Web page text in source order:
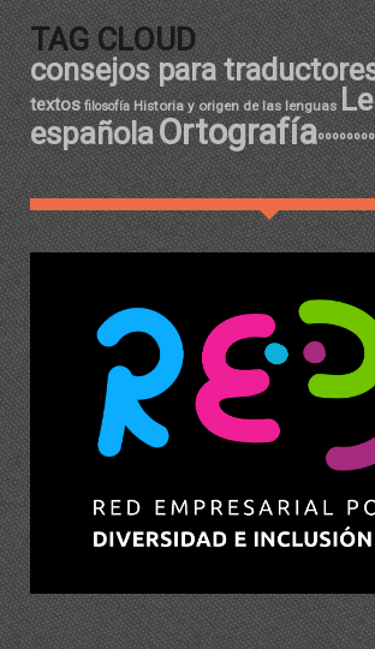
TAG CLOUD
consejos para
textos filosofía Historia y origen de las lenguas
españolaOrtografía